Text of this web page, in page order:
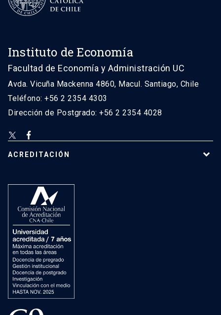
Instituto de Economía
Facultad de Economía y Administración UC
Avda. Vicuña Mackenna 4860, Macul. Santiago, Chile
Teléfono: +56 2 2354 4303
Dirección de Postgrado: +56 2 2354 4028
ACREDITACIÓN